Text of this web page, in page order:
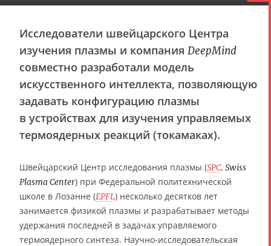
Исследователи швейцарского Центра
изучения плазмы и компания DeepMind
совместно разработали модель
искусственного интеллекта, позволяющую
задавать конфигурацию плазмы
в устройствах для изучения управляемых
термоядерных реакций (токамаках).
Швейцарский Центр исследования плазмы (SPC, Swiss
Plasma Center) при Федеральной политехнической
школе в Лозанне (EPFL) несколько десятков лет
занимается физикой плазмы и разрабатывает методы
удержания последней в задачах управляемого
термоядерного синтеза. Научно-исследовательская